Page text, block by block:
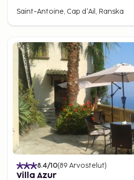
Saint-Antoine, Cap d'Ail, Ranska
8.4/10(89 Arvostelut)
Villa Azur